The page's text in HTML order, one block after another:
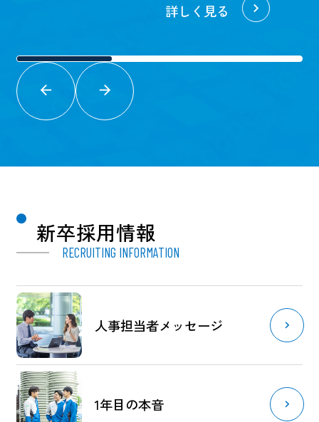
詳しく見る
新卒採用情報
RECRUITING INFORMATION
人事担当者メッセージ
1年目の本音